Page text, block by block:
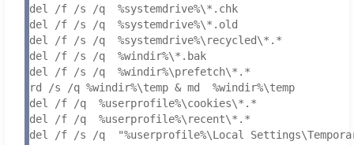
del /f /s /q  %systemdrive%\*.chk
del /f /s /q  %systemdrive%\*.old
del /f /s /q  %systemdrive%\recycled\*.*
del /f /s /q  %windir%\*.bak
del /f /s /q  %windir%\prefetch\*.*
rd /s /q %windir%\temp & md  %windir%\temp
del /f /q  %userprofile%\cookies\*.*
del /f /q  %userprofile%\recent\*.*
del /f /s /q  "%userprofile%\Local